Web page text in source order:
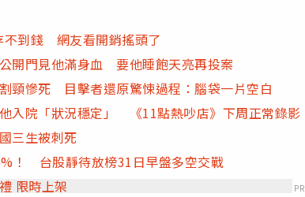
不到錢 網友看開銷搖頭了
開門見他滿身血 要他睡飽天亮再投案
頸慘死 目擊者還原驚悚過程：腦袋一片空白
入院「狀況穩定」 《11點熱吵店》下周正常錄影
三生被刺死
！ 台股靜待放榜31日早盤多空交戰
限時上架
PR